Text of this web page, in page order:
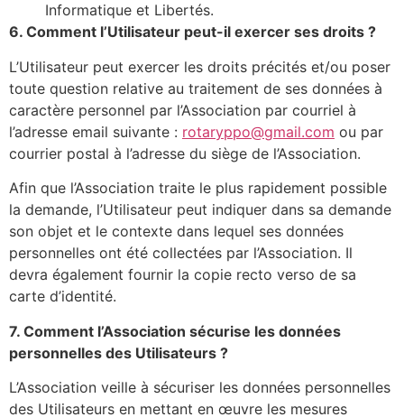
Informatique et Libertés.
6. Comment l’Utilisateur peut-il exercer ses droits ?
L’Utilisateur peut exercer les droits précités et/ou poser
toute question relative au traitement de ses données à
caractère personnel par l’Association par courriel à
l’adresse email suivante : rotaryppo@gmail.com ou par
courrier postal à l’adresse du siège de l’Association.
Afin que l’Association traite le plus rapidement possible
la demande, l’Utilisateur peut indiquer dans sa demande
son objet et le contexte dans lequel ses données
personnelles ont été collectées par l’Association. Il
devra également fournir la copie recto verso de sa
carte d’identité.
7. Comment l’Association sécurise les données
personnelles des Utilisateurs ?
L’Association veille à sécuriser les données personnelles
des Utilisateurs en mettant en œuvre les mesures